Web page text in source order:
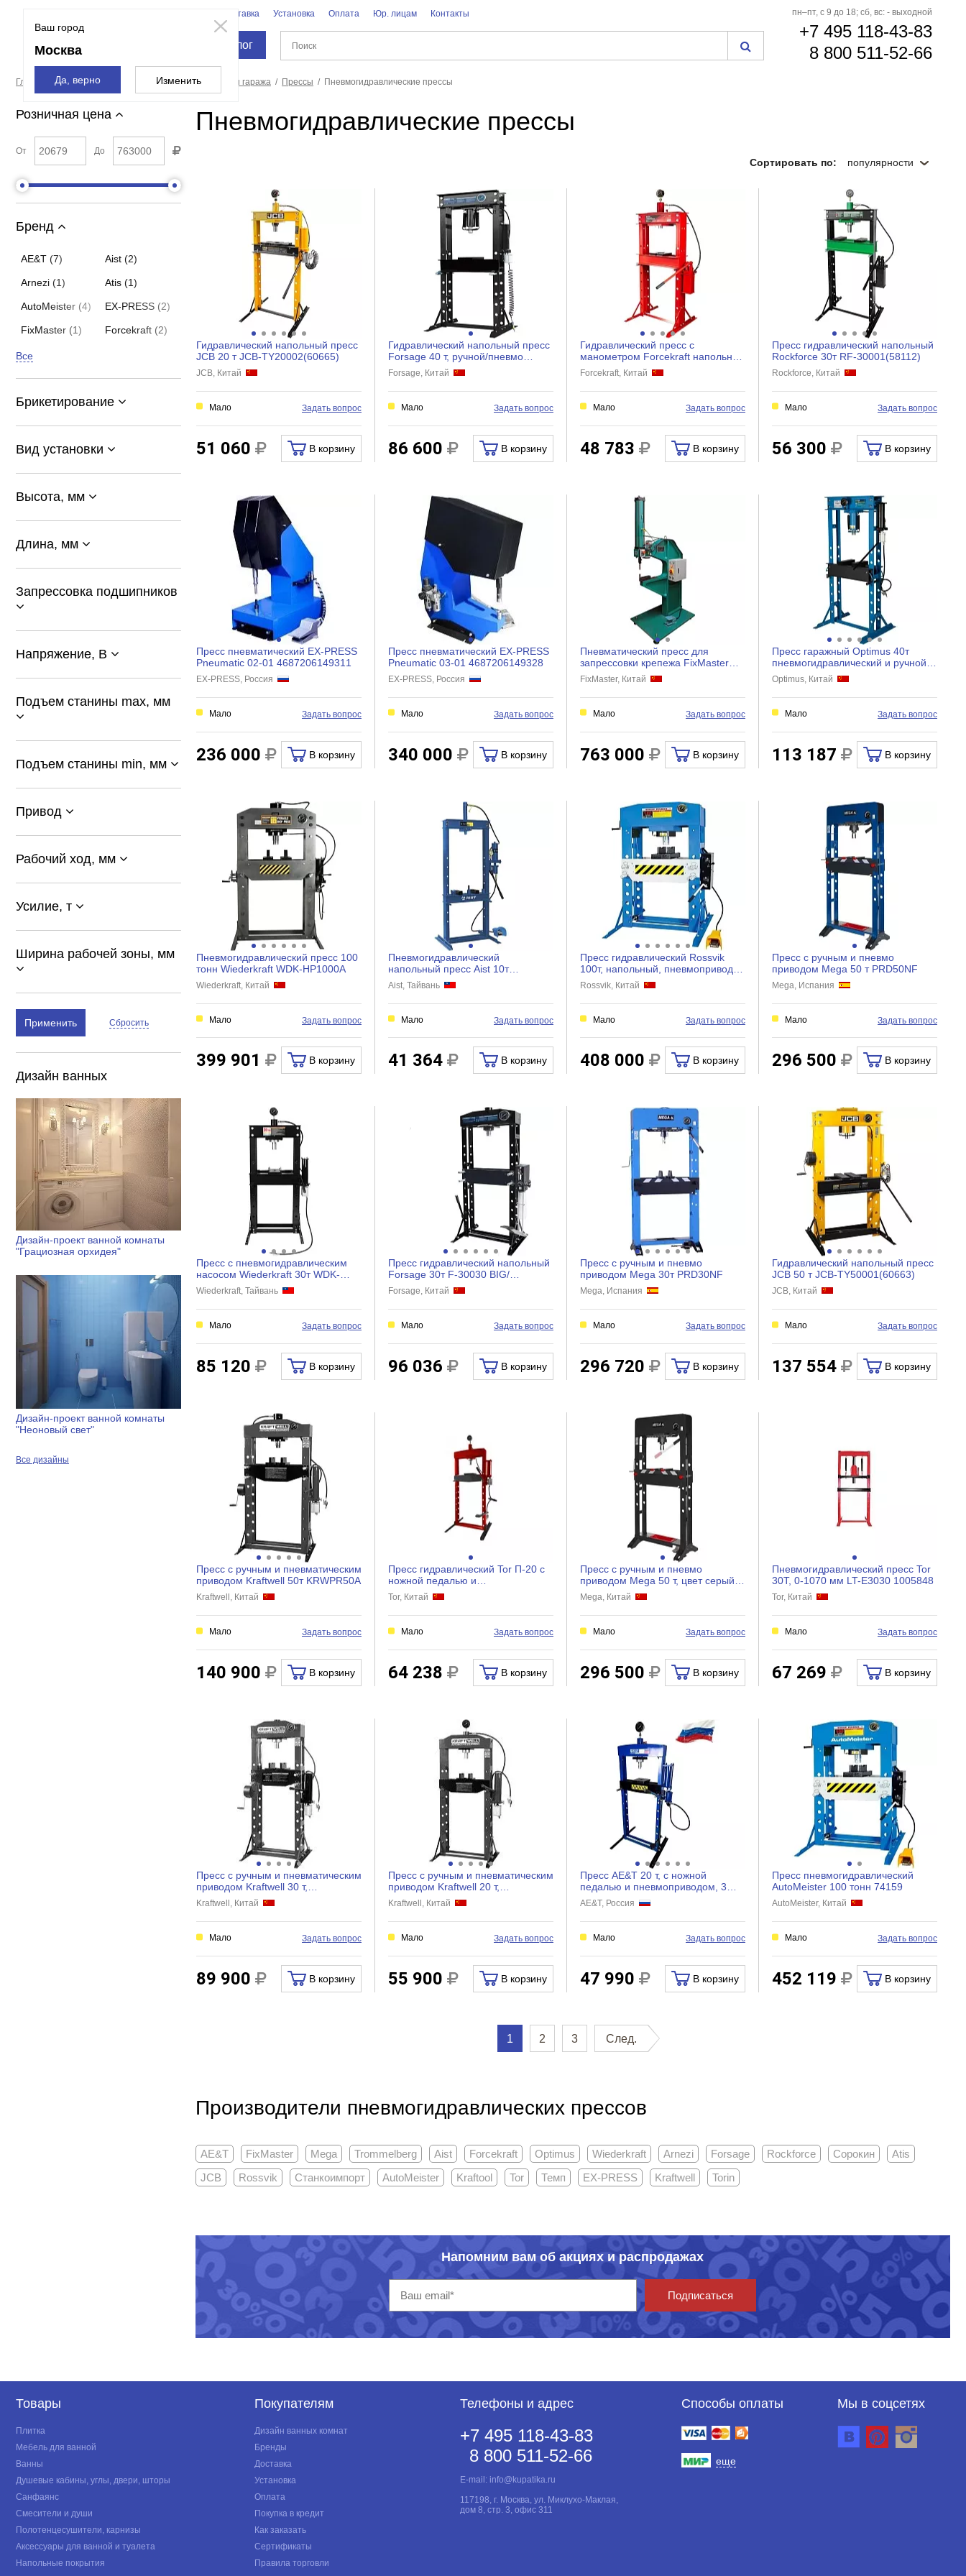
Ваш город
Москва
Да, верно Изменить
Доставка Установка Оплата Юр. лицам Контакты
Каталог
пн–пт, с 9 до 18; сб, вс: - выходной
+7 495 118-43-83
8 800 511-52-66
Главная страница Оборудование для автосервиса и гаража Прессы Пневмогидравлические прессы
Розничная цена
От До
Бренд
AE&T (7) Aist (2)
Arnezi (1) Atis (1)
AutoMeister (4) EX-PRESS (2)
FixMaster (1) Forcekraft (2)
Все
Брикетирование
Вид установки
Высота, мм
Длина, мм
Запрессовка подшипников
Напряжение, В
Подъем станины max, мм
Подъем станины min, мм
Привод
Рабочий ход, мм
Усилие, т
Ширина рабочей зоны, мм
Применить Сбросить
Дизайн ванных
Дизайн-проект ванной комнаты
"Грациозная орхидея"
Дизайн-проект ванной комнаты
"Неоновый свет"
Все дизайны
Пневмогидравлические прессы
Сортировать по: популярности
Гидравлический напольный пресс
JCB 20 т JCB-TY20002(60665)
JCB, Китай
Мало Задать вопрос
51 060 В корзину
Гидравлический напольный пресс
Forsage 40 т, ручной/пневмо
привод, рабочая высот...
Forsage, Китай
Мало Задать вопрос
86 600 В корзину
Гидравлический пресс с
манометром Forcekraft напольный
30т FK-30002(48239)
Forcekraft, Китай
Мало Задать вопрос
48 783 В корзину
Пресс гидравлический напольный
Rockforce 30т RF-30001(58112)
Rockforce, Китай
Мало Задать вопрос
56 300 В корзину
Пресс пневматический EX-PRESS
Pneumatic 02-01 4687206149311
EX-PRESS, Россия
Мало Задать вопрос
236 000 В корзину
Пресс пневматический EX-PRESS
Pneumatic 03-01 4687206149328
EX-PRESS, Россия
Мало Задать вопрос
340 000 В корзину
Пневматический пресс для
запрессовки крепежа FixMaster
maxholder 8000 ULYP
FixMaster, Китай
Мало Задать вопрос
763 000 В корзину
Пресс гаражный Optimus 40т
пневмогидравлический и ручной
привод OPT-240
Optimus, Китай
Мало Задать вопрос
113 187 В корзину
Пневмогидравлический пресс 100
тонн Wiederkraft WDK-HP1000A
Wiederkraft, Китай
Мало Задать вопрос
399 901 В корзину
Пневмогидравлический
напольный пресс Aist 10т
67902245 00-00010669
Aist, Тайвань
Мало Задать вопрос
41 364 В корзину
Пресс гидравлический Rossvik
100т, напольный, пневмопривод,
педаль HJ0813CE
Rossvik, Китай
Мало Задать вопрос
408 000 В корзину
Пресс с ручным и пневмо
приводом Mega 50 т PRD50NF
Mega, Испания
Мало Задать вопрос
296 500 В корзину
Пресс с пневмогидравлическим
насосом Wiederkraft 30т WDK-
HP301
Wiederkraft, Тайвань
Мало Задать вопрос
85 120 В корзину
Пресс гидравлический напольный
Forsage 30т F-30030 BIG/
дерев/(52957)
Forsage, Китай
Мало Задать вопрос
96 036 В корзину
Пресс с ручным и пневмо
приводом Mega 30т PRD30NF
Mega, Испания
Мало Задать вопрос
296 720 В корзину
Гидравлический напольный пресс
JCB 50 т JCB-TY50001(60663)
JCB, Китай
Мало Задать вопрос
137 554 В корзину
Пресс с ручным и пневматическим
приводом Kraftwell 50т KRWPR50A
Kraftwell, Китай
Мало Задать вопрос
140 900 В корзину
Пресс гидравлический Tor П-20 с
ножной педалью и
пневмоприводом, 20 т 1023630
Tor, Китай
Мало Задать вопрос
64 238 В корзину
Пресс с ручным и пневмо
приводом Mega 50 т, цвет серый
PRD50NF grey
Mega, Китай
Мало Задать вопрос
296 500 В корзину
Пневмогидравлический пресс Tor
30T, 0-1070 мм LT-E3030 1005848
Tor, Китай
Мало Задать вопрос
67 269 В корзину
Пресс с ручным и пневматическим
приводом Kraftwell 30 т,
напольный KRWPR30A
Kraftwell, Китай
Мало Задать вопрос
89 900 В корзину
Пресс с ручным и пневматическим
приводом Kraftwell 20 т,
напольный KRWPR20A
Kraftwell, Китай
Мало Задать вопрос
55 900 В корзину
Пресс AE&T 20 т, с ножной
педалью и пневмоприводом, 3
места T61220TMFA
AE&T, Россия
Мало Задать вопрос
47 990 В корзину
Пресс пневмогидравлический
AutoMeister 100 тонн 74159
AutoMeister, Китай
Мало Задать вопрос
452 119 В корзину
1 2 3 След.
Производители пневмогидравлических прессов
AE&T FixMaster Mega Trommelberg Aist Forcekraft Optimus Wiederkraft Arnezi Forsage Rockforce Сорокин
Atis
JCB
Rossvik Станкоимпорт AutoMeister Kraftool Tor Темп EX-PRESS Kraftwell Torin
Напомним вам об акциях и распродажах
Подписаться
Товары
Плитка
Мебель для ванной
Ванны
Душевые кабины, углы, двери, шторы
Санфаянс
Смесители и души
Полотенцесушители, карнизы
Аксессуары для ванной и туалета
Напольные покрытия
Покупателям
Дизайн ванных комнат
Бренды
Доставка
Установка
Оплата
Покупка в кредит
Как заказать
Сертификаты
Правила торговли
Телефоны и адрес
+7 495 118-43-83
8 800 511-52-66
E-mail: info@kupatika.ru
117198, г. Москва, ул. Миклухо-Маклая,
дом 8, стр. 3, офис 311
Способы оплаты
еще
Мы в соцсетях